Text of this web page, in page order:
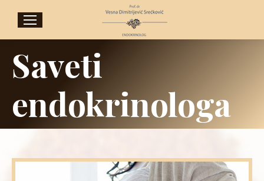
Saveti
endokrinologa